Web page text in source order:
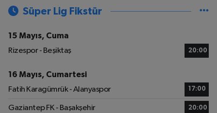
Süper Lig Fikstür
15 Mayıs, Cuma
Rizespor - Beşiktaş
20:00
16 Mayıs, Cumartesi
Fatih Karagümrük - Alanyaspor
17:00
Gaziantep FK - Başakşehir 20:00